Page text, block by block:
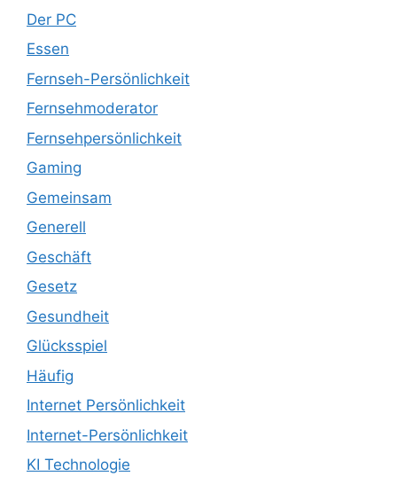
Der PC
Essen
Fernseh-Persönlichkeit
Fernsehmoderator
Fernsehpersönlichkeit
Gaming
Gemeinsam
Generell
Geschäft
Gesetz
Gesundheit
Glücksspiel
Häufig
Internet Persönlichkeit
Internet-Persönlichkeit
KI Technologie